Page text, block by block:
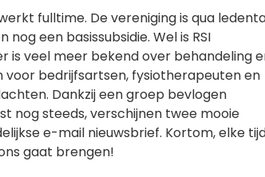
fulltime. De vereniging is qua
een basissubsidie. Wel is RSI
veel meer bekend over behandeling
voor bedrijfsartsen, fysiotherapeuten en
Dankzij een groep bevlogen
nog steeds, verschijnen twee mooie
e-mail nieuwsbrief. Kortom, elke
gaat brengen!